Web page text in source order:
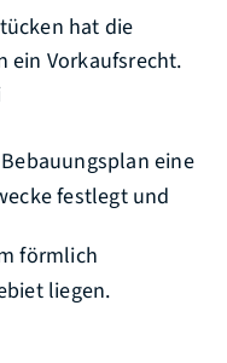
hat die
ein Vorkaufsrecht.
eine
festlegt und
förmlich
liegen.